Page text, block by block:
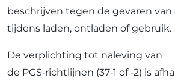
beschrijven tegen de gevaren
tijdens laden, ontladen of gebruik.
De verplichting tot naleving van
de PGS‑richtlijnen (37‑1 of ‑2) is